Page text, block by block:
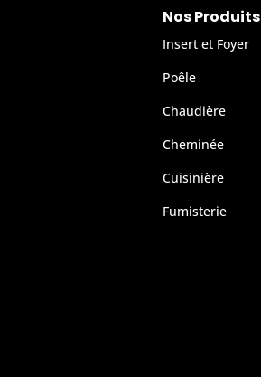
Nos Produits
Insert et Foyer
Poêle
Chaudière
Cheminée
Cuisinière
Fumisterie